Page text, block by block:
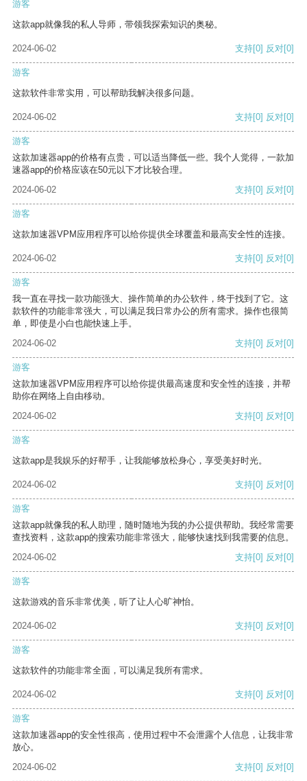
游客
这款app就像我的私人导师，带领我探索知识的奥秘。
2024-06-02 支持[0] 反对[0]
游客
这款软件非常实用，可以帮助我解决很多问题。
2024-06-02 支持[0] 反对[0]
游客
这款加速器app的价格有点贵，可以适当降低一些。我个人觉得，一款加
速器app的价格应该在50元以下才比较合理。
2024-06-02
支持[0] 反对[0]
游客
这款加速器VPM应用程序可以给你提供全球覆盖和最高安全性的连接。
2024-06-02 支持[0] 反对[0]
游客
我一直在寻找一款功能强大、操作简单的办公软件，终于找到了它。这
款软件的功能非常强大，可以满足我日常办公的所有需求。操作也很简
单，即使是小白也能快速上手。
2024-06-02
支持[0] 反对[0]
游客
这款加速器VPM应用程序可以给你提供最高速度和安全性的连接，并帮
助你在网络上自由移动。
2024-06-02
支持[0] 反对[0]
游客
这款app是我娱乐的好帮手，让我能够放松身心，享受美好时光。
2024-06-02 支持[0] 反对[0]
游客
这款app就像我的私人助理，随时随地为我的办公提供帮助。我经常需要
查找资料，这款app的搜索功能非常强大，能够快速找到我需要的信息。
2024-06-02
支持[0] 反对[0]
游客
这款游戏的音乐非常优美，听了让人心旷神怡。
2024-06-02 支持[0] 反对[0]
游客
这款软件的功能非常全面，可以满足我所有需求。
2024-06-02 支持[0] 反对[0]
游客
这款加速器app的安全性很高，使用过程中不会泄露个人信息，让我非常
放心。
2024-06-02
支持[0] 反对[0]